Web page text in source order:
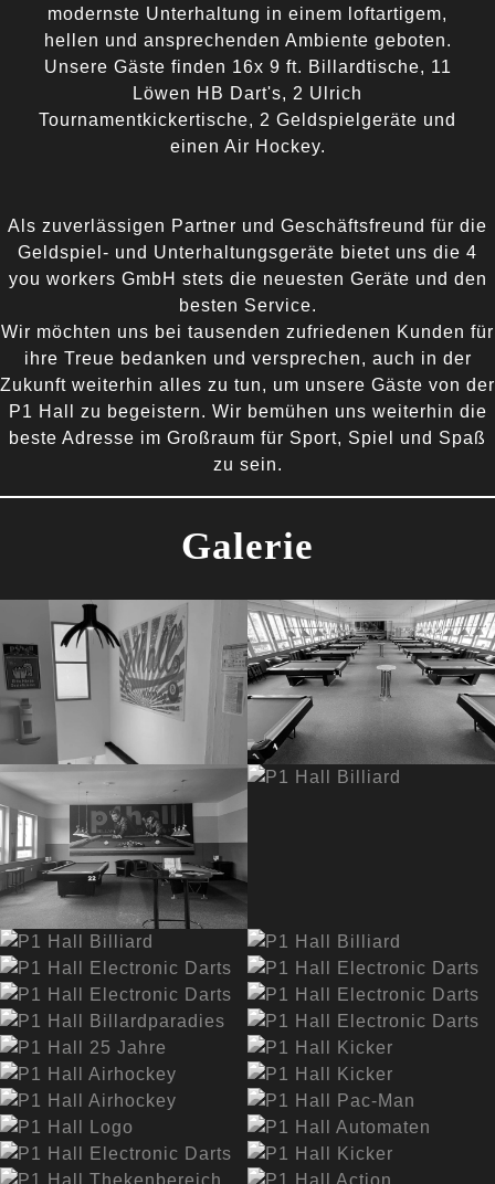
modernste Unterhaltung in einem loftartigem,
hellen und ansprechenden Ambiente geboten.
Unsere Gäste finden 16x 9 ft. Billardtische, 11
Löwen HB Dart's, 2 Ulrich
Tournamentkickertische, 2 Geldspielgeräte und
einen Air Hockey.
Als zuverlässigen Partner und Geschäftsfreund für die
Geldspiel- und Unterhaltungsgeräte bietet uns die 4
you workers GmbH stets die neuesten Geräte und den
besten Service.
Wir möchten uns bei tausenden zufriedenen Kunden für
ihre Treue bedanken und versprechen, auch in der
Zukunft weiterhin alles zu tun, um unsere Gäste von der
P1 Hall zu begeistern. Wir bemühen uns weiterhin die
beste Adresse im Großraum für Sport, Spiel und Spaß
zu sein.
Galerie